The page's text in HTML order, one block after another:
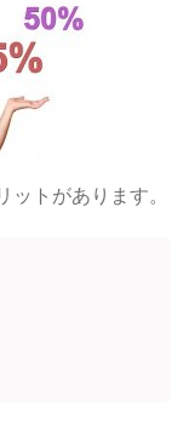
トがあります。